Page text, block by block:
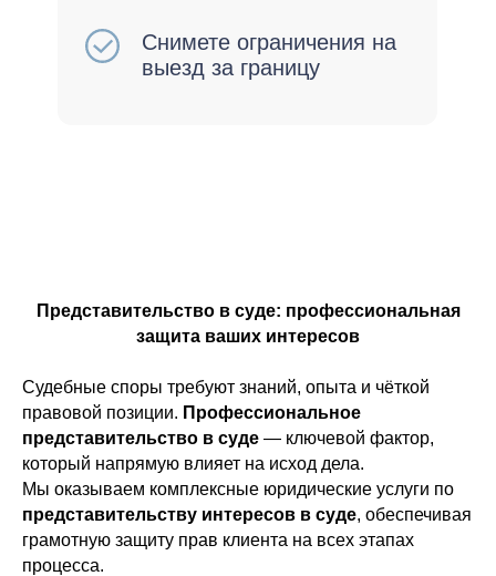
Представительство в суде: профессиональная
защита ваших интересов
Судебные споры требуют знаний, опыта и чёткой
правовой позиции. Профессиональное
представительство в суде — ключевой фактор,
который напрямую влияет на исход дела.
Мы оказываем комплексные юридические услуги по
представительству интересов в суде, обеспечивая
грамотную защиту прав клиента на всех этапах
процесса.